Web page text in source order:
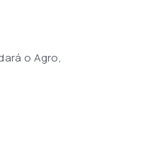
o Agro,